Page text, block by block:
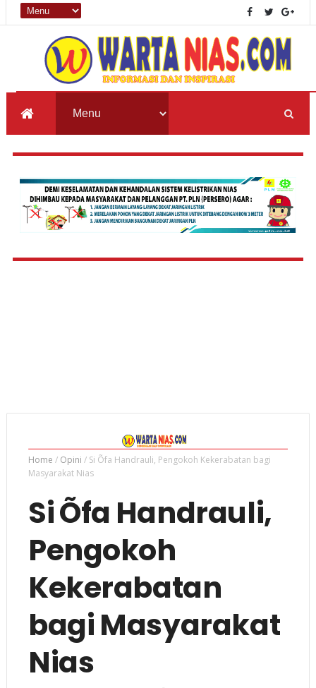
Home / Opini / Si Õfa Handrauli, Pengokoh Kekerabatan bagi
Masyarakat Nias
Si Õfa Handrauli,
Pengokoh
Kekerabatan
bagi Masyarakat
Nias